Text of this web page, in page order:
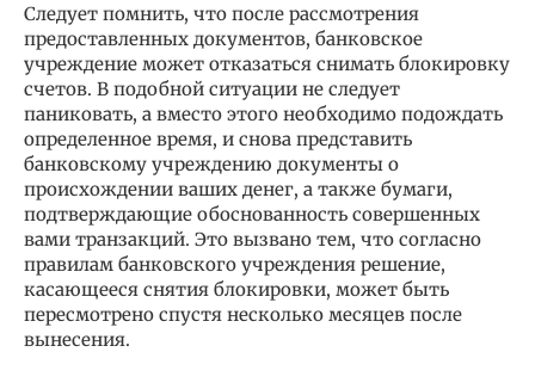
Следует помнить, что после рассмотрения
предоставленных документов, банковское
учреждение может отказаться снимать блокировку
счетов. В подобной ситуации не следует
паниковать, а вместо этого необходимо подождать
определенное время, и снова представить
банковскому учреждению документы о
происхождении ваших денег, а также бумаги,
подтверждающие обоснованность совершенных
вами транзакций. Это вызвано тем, что согласно
правилам банковского учреждения решение,
касающееся снятия блокировки, может быть
пересмотрено спустя несколько месяцев после
вынесения.